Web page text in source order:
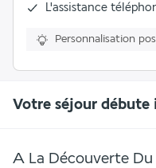
L'assistance
Personnalisation
Votre séjour débute
A La Découverte